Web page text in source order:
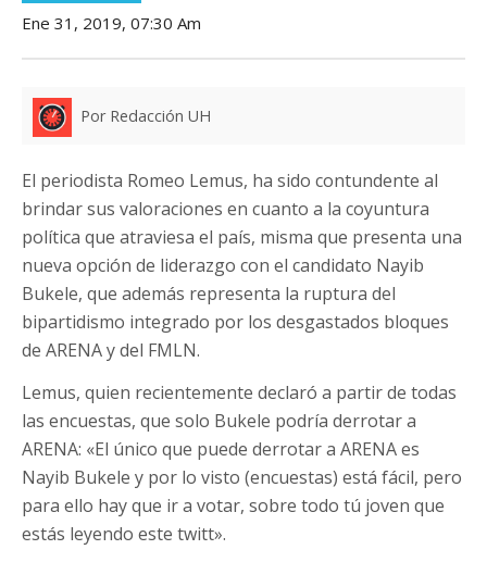
Ene 31, 2019, 07:30 Am
Por Redacción UH
El periodista Romeo Lemus, ha sido contundente al
brindar sus valoraciones en cuanto a la coyuntura
política que atraviesa el país, misma que presenta una
nueva opción de liderazgo con el candidato Nayib
Bukele, que además representa la ruptura del
bipartidismo integrado por los desgastados bloques
de ARENA y del FMLN.
Lemus, quien recientemente declaró a partir de todas
las encuestas, que solo Bukele podría derrotar a
ARENA: «El único que puede derrotar a ARENA es
Nayib Bukele y por lo visto (encuestas) está fácil, pero
para ello hay que ir a votar, sobre todo tú joven que
estás leyendo este twitt».